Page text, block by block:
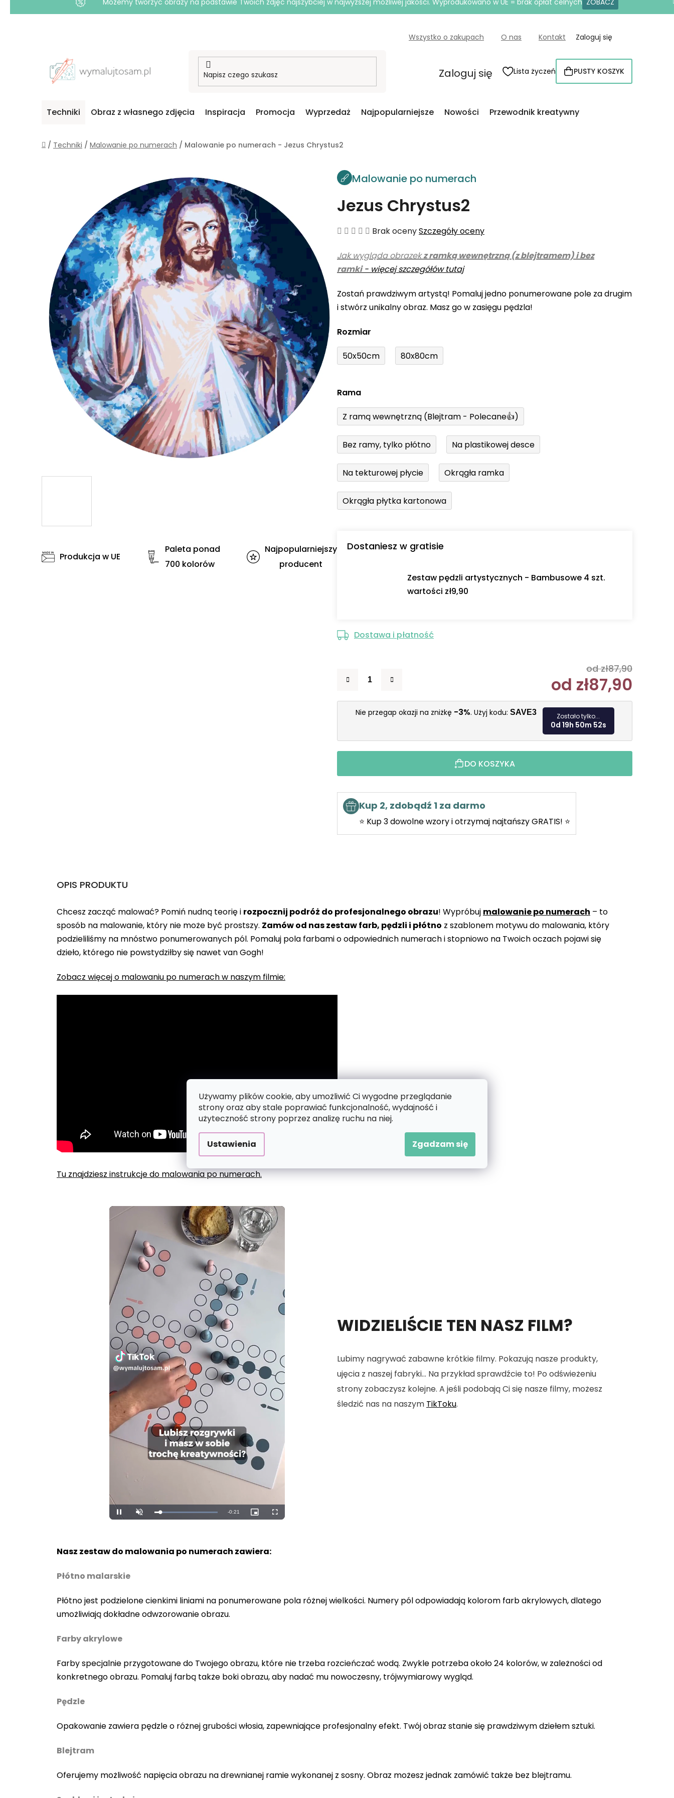
Używamy plików cookie, aby umożliwić Ci wygodne przeglądanie
strony oraz aby stale poprawiać funkcjonalność, wydajność i
użyteczność strony poprzez analizę ruchu na niej.
Ustawienia Zgadzam się
Możemy tworzyć obrazy na podstawie Twoich zdjęć najszybciej w najwyższej możliwej jakości. Wyprodukowano w UE = brak opłat celnych ZOBACZ
Wszystko o zakupach O nas Kontakt Zaloguj się
Zaloguj się Lista życzeń KOSZYK
PUSTY KOSZYK
Techniki Obraz z własnego zdjęcia Inspiracja Promocja Wyprzedaż Najpopularniejsze Nowości Przewodnik kreatywny
Home
/ Techniki / Malowanie po numerach / Malowanie po numerach - Jezus Chrystus2
Malowanie po numerach
Jezus Chrystus2
Średnia
produktu
wynosi
na
5
Brak ocenySzczegóły oceny
Jak wygląda obrazekz ramką wewnętrzną (z blejtramem) i bez
ramki- więcej szczegółów tutaj
Zostań prawdziwym artystą! Pomaluj jedno ponumerowane pole za drugim
i stwórz unikalny obraz. Masz go w zasięgu pędzla!
Rozmiar
50x50cm 80x80cm
Rama
Z ramą wewnętrzną (Blejtram - Polecane👍)
Bez ramy, tylko płótno Na plastikowej desce
Na tekturowej płycie Okrągła ramka
Okrągła płytka kartonowa
Dostaniesz w gratisie
Zestaw pędzli artystycznych - Bambusowe 4 szt.
wartości zł9,90
Dostawa i płatność
od zł87,90
od zł87,90
Cena
Nie przegap okazji na zniżkę -3%. Użyj kodu: SAVE3 Zostało tylko...
0d 19h 50m 51s
DO KOSZYKA
Kup 2, zdobądź 1 za darmo
⭐ Kup 3 dowolne wzory i otrzymaj najtańszy GRATIS! ⭐
Produkcja w UE
Paleta ponad
700 kolorów
Najpopularniejszy
producent
OPIS PRODUKTU
Chcesz zacząć malować? Pomiń nudną teorię i rozpocznij podróż do profesjonalnego obrazu! Wypróbuj malowanie po numerach – to
sposób na malowanie, który nie może być prostszy. Zamów od nas zestaw farb, pędzli i płótno z szablonem motywu do malowania, który
podzieliliśmy na mnóstwo ponumerowanych pól. Pomaluj pola farbami o odpowiednich numerach i stopniowo na Twoich oczach pojawi się
dzieło, którego nie powstydziłby się nawet van Gogh!
Zobacz więcej o malowaniu po numerach w naszym filmie:
Tu znajdziesz instrukcje do malowania po numerach.
Pause Unmute Loaded:
100.00%
Remaining
-0:19
Picture-
in-
Fullscreen
WIDZIELIŚCIE TEN NASZ FILM?
Lubimy nagrywać zabawne krótkie filmy. Pokazują nasze produkty,
ujęcia z naszej fabryki... Na przykład sprawdźcie to! Po odświeżeniu
strony zobaczysz kolejne. A jeśli podobają Ci się nasze filmy, możesz
śledzić nas na naszym TikToku.
Nasz zestaw do malowania po numerach zawiera:
Płótno malarskie
Płótno jest podzielone cienkimi liniami na ponumerowane pola różnej wielkości. Numery pól odpowiadają kolorom farb akrylowych, dlatego
umożliwiają dokładne odwzorowanie obrazu.
Farby akrylowe
Farby specjalnie przygotowane do Twojego obrazu, które nie trzeba rozcieńczać wodą. Zwykle potrzeba około 24 kolorów, w zależności od
konkretnego obrazu. Pomaluj farbą także boki obrazu, aby nadać mu nowoczesny, trójwymiarowy wygląd.
Pędzle
Opakowanie zawiera pędzle o różnej grubości włosia, zapewniające profesjonalny efekt. Twój obraz stanie się prawdziwym dziełem sztuki.
Blejtram
Oferujemy możliwość napięcia obrazu na drewnianej ramie wykonanej z sosny. Obraz możesz jednak zamówić także bez blejtramu.